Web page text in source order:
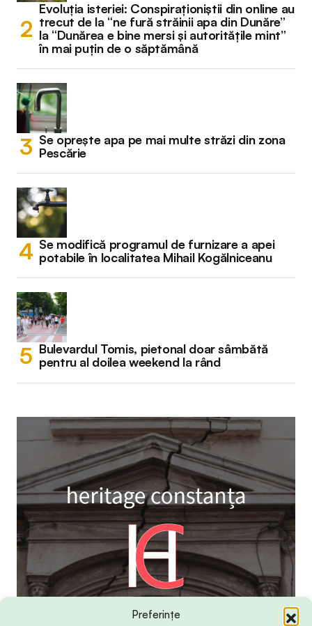
Preferințe
Evoluția isteriei: Conspiraționiștii din online au
trecut de la “ne fură străinii apa din Dunăre”
la “Dunărea e bine mersi și autoritățile mint”
în mai puțin de o săptămână
Se oprește apa pe mai multe străzi din zona
Pescărie
Se modifică programul de furnizare a apei
potabile în localitatea Mihail Kogălniceanu
Bulevardul Tomis, pietonal doar sâmbătă
pentru al doilea weekend la rând